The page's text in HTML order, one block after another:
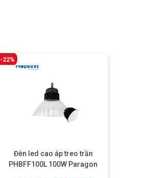
-22%
Đèn led cao áp treo trần
PHBFF100L 100W Paragon